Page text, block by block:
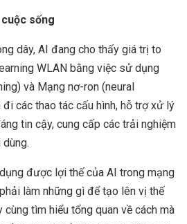
sống
dây, AI đang cho thấy giá trị to
WLAN bằng việc sử dụng
và Mạng nơ-ron (neural
các thao tác cấu hình, hỗ trợ xử lý
tin cậy, cung cấp các trải nghiệm
được lợi thế của AI trong mạng
làm những gì để tạo lên vị thế
cùng tìm hiểu tổng quan về cách mà